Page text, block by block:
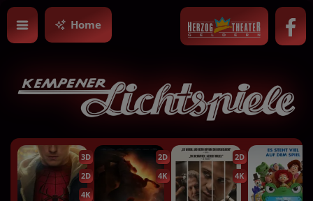
Home
3D
2D
4K
2D
4K
2D
4K